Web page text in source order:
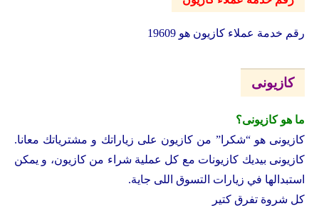
رقم خدمة عملاء كازيون هو 19609
كازيونى
ما هو كازيونى؟
كازيونى هو “شكرا” من كازيون على زياراتك و مشترياتك معانا.
كازيونى بيديك كازيونات مع كل عملية شراء من كازيون، و يمكن
استبدالها في زيارات التسوق اللى جاية.
كل شروة تفرق كتير